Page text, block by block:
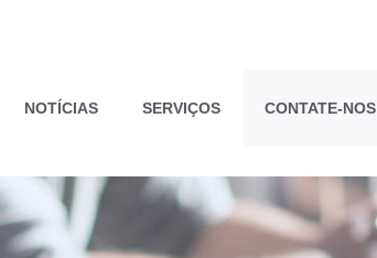
NOTÍCIAS SERVIÇOS CONTATE-NOS